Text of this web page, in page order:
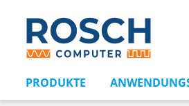
PRODUKTE